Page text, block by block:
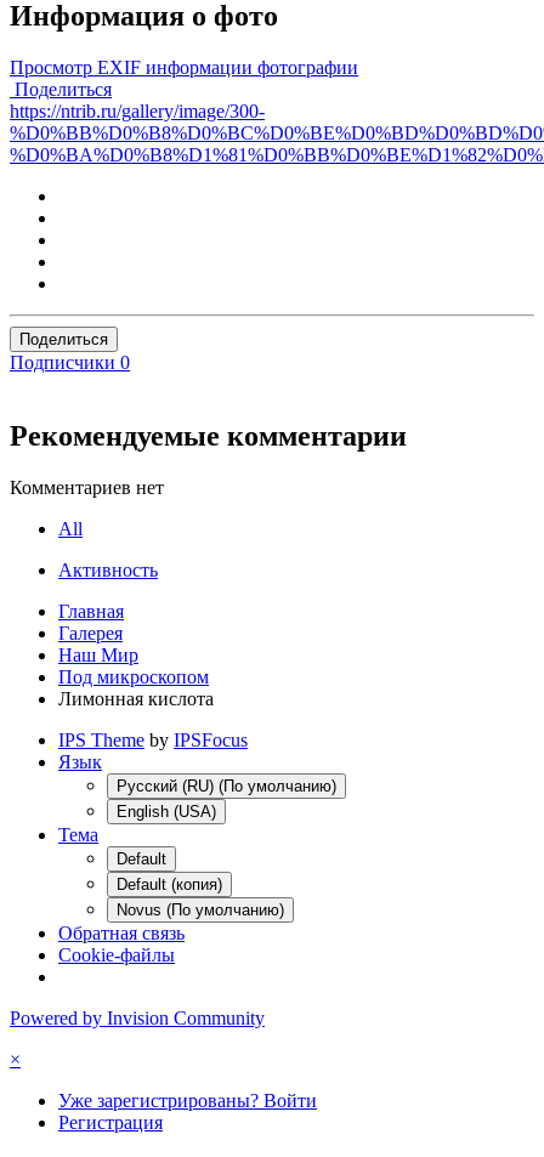
Информация о фото
Просмотр EXIF информации фотографии
Поделиться
https://ntrib.ru/gallery/image/300-
Поделиться
Подписчики 0
Рекомендуемые комментарии
Комментариев нет
All
Активность
Главная
Галерея
Наш Мир
Под микроскопом
Лимонная кислота
IPS Theme by IPSFocus
Язык
Русский (RU) (По умолчанию)
English (USA)
Тема
Default
Default (копия)
Novus (По умолчанию)
Обратная связь
Cookie-файлы
Powered by Invision Community
×
Уже зарегистрированы? Войти
Регистрация